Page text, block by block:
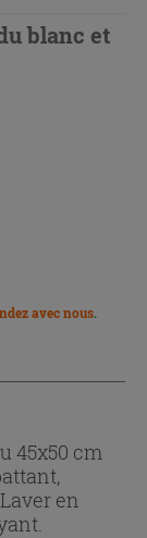
blanc et
avec nous.
45x50 cm
en